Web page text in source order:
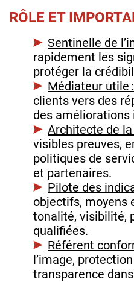
RÔLE ET
Sentinelle de
rapidement les
protéger la
Médiateur utile :
clients vers des
des améliorations
Architecte de la
visibles preuves,
politiques de
et partenaires.
Pilote des
objectifs, moyens
tonalité, visibilité,
qualifiées.
Référent
l’image,
transparence